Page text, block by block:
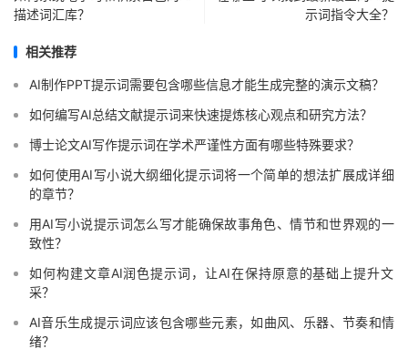
描述词汇库？
示词指令大全？
相关推荐
AI制作PPT提示词需要包含哪些信息才能生成完整的演示文稿？
如何编写AI总结文献提示词来快速提炼核心观点和研究方法？
博士论文AI写作提示词在学术严谨性方面有哪些特殊要求？
如何使用AI写小说大纲细化提示词将一个简单的想法扩展成详细
的章节？
用AI写小说提示词怎么写才能确保故事角色、情节和世界观的一
致性？
如何构建文章AI润色提示词，让AI在保持原意的基础上提升文
采？
AI音乐生成提示词应该包含哪些元素，如曲风、乐器、节奏和情
绪？